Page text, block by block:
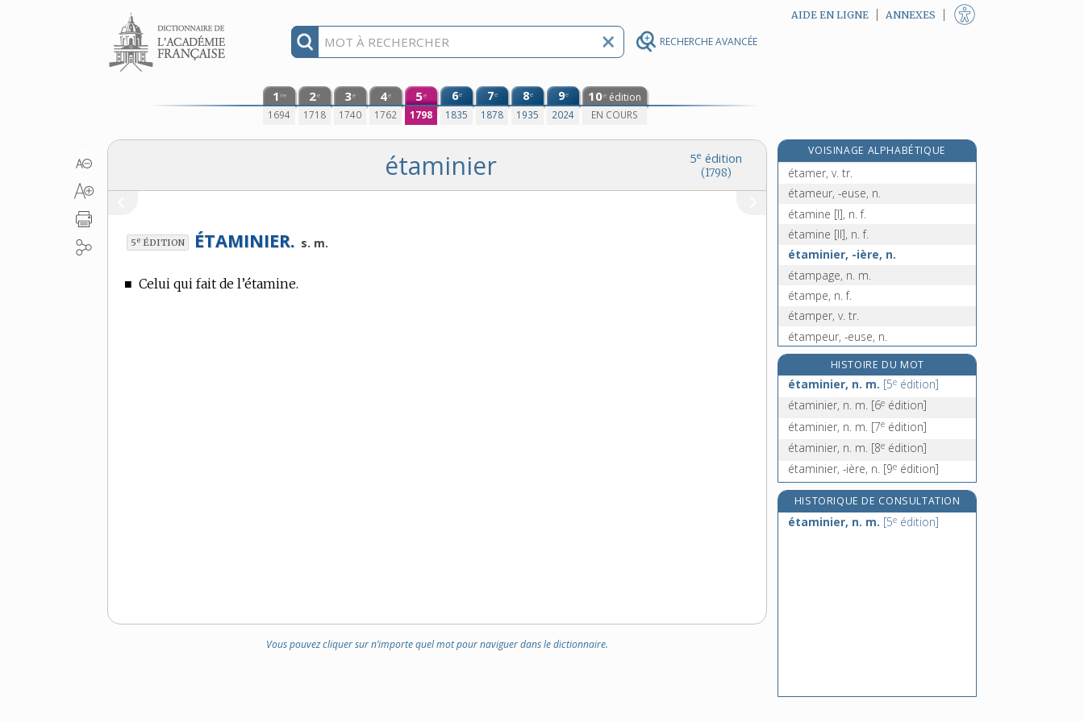
RECHERCHE AVANCÉE
Aller au contenu AIDE EN LIGNE ANNEXES
1 re
1694
2e
1718
3e
1740
4e
1762
5e
1798
6e
1835
7e
1878
8e
1935
9e
2024
10e édition
EN COURS
5e édition
(1798)
étaminier
5e ÉDITION ÉTAMINIER. s. m.
■ Celui qui fait de l’étamine.
Vous pouvez cliquer sur n’importe quel mot pour naviguer dans le dictionnaire.
VOISINAGE ALPHABÉTIQUE
étambraie, n. m.[4eédition]
étamer, v. tr.
étameur, -euse, n.
étamine [I], n. f.
étamine [II], n. f.
étaminier, -ière, n.
étampage, n. m.
étampe, n. f.
étamper, v. tr.
étampeur, -euse, n.
étampure, n. f.
étamure, n. f.
étanche, adj. et n. f.
HISTOIRE DU MOT
étaminier, n. m. [5e édition]
étaminier, n. m. [6e édition]
étaminier, n. m. [7e édition]
étaminier, n. m. [8e édition]
étaminier, -ière, n. [9e édition]
HISTORIQUE DE CONSULTATION
étaminier, n. m. [5e édition]